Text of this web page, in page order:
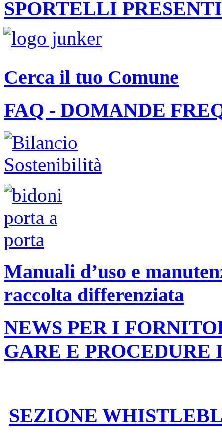
SPORTELLI
Cerca il tuo Comune
FAQ - DOMANDE
Manuali d’uso e
raccolta differenziata
NEWS PER I
GARE E PROCEDURE
SEZIONE